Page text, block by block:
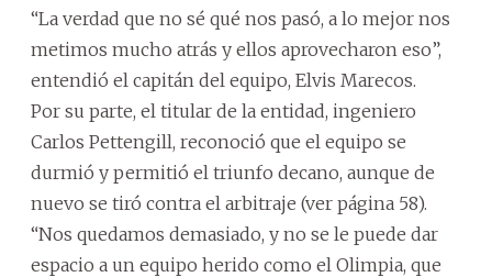
“La verdad que no sé qué nos pasó, a lo mejor nos
metimos mucho atrás y ellos aprovecharon eso”,
entendió el capitán del equipo, Elvis Marecos.
Por su parte, el titular de la entidad, ingeniero
Carlos Pettengill, reconoció que el equipo se
durmió y permitió el triunfo decano, aunque de
nuevo se tiró contra el arbitraje (ver página 58).
“Nos quedamos demasiado, y no se le puede dar
espacio a un equipo herido como el Olimpia, que